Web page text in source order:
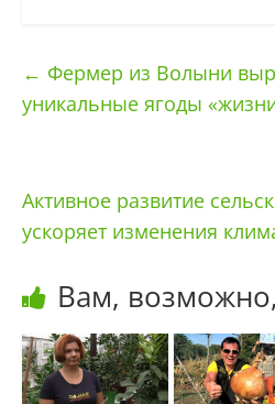
← Фермер из Волыни
уникальные ягоды
Активное развитие
ускоряет изменения
Вам,